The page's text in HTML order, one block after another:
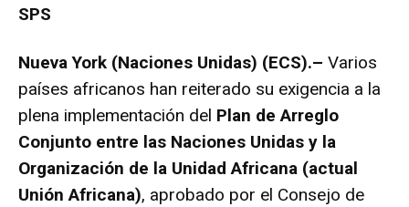
SPS
Nueva York (Naciones Unidas) (ECS).– Varios
países africanos han reiterado su exigencia a la
plena implementación del Plan de Arreglo
Conjunto entre las Naciones Unidas y la
Organización de la Unidad Africana (actual
Unión Africana), aprobado por el Consejo de